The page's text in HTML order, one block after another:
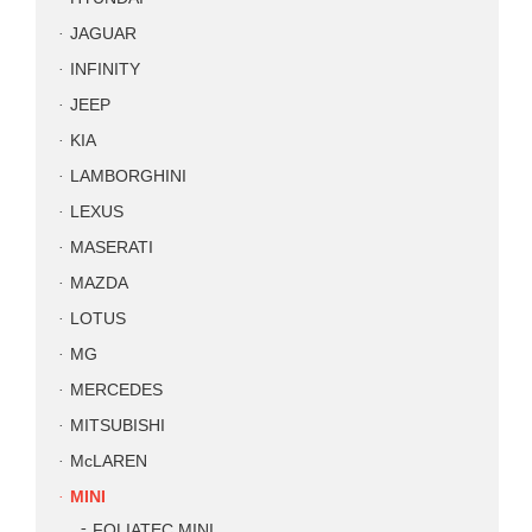
JAGUAR
INFINITY
JEEP
KIA
LAMBORGHINI
LEXUS
MASERATI
MAZDA
LOTUS
MG
MERCEDES
MITSUBISHI
McLAREN
MINI